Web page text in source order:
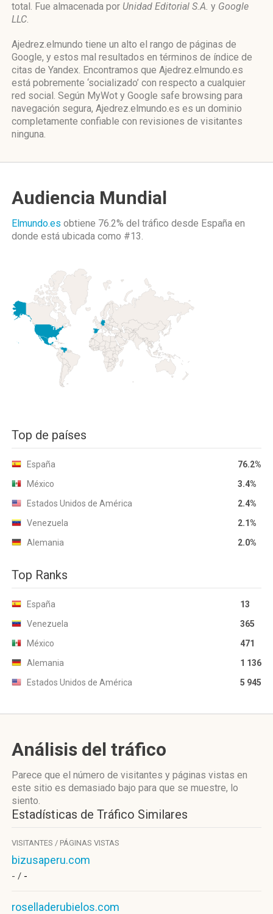
total. Fue almacenada por Unidad Editorial S.A. y Google
LLC.
Ajedrez.elmundo tiene un alto el rango de páginas de
Google, y estos mal resultados en términos de índice de
citas de Yandex. Encontramos que Ajedrez.elmundo.es
está pobremente ‘socializado’ con respecto a cualquier
red social. Según MyWot y Google safe browsing para
navegación segura, Ajedrez.elmundo.es es un dominio
completamente confiable con revisiones de visitantes
ninguna.
Audiencia Mundial
Elmundo.es obtiene 76.2% del tráfico desde España en
donde está ubicada como #13.
Top de países
España
76.2%
México
3.4%
Estados Unidos de América
2.4%
Venezuela
2.1%
Alemania
2.0%
Top Ranks
España
13
Venezuela
365
México
471
Alemania
1 136
Estados Unidos de América
5 945
Análisis del tráfico
Parece que el número de visitantes y páginas vistas en
este sitio es demasiado bajo para que se muestre, lo
siento.
Estadísticas de Tráfico Similares
VISITANTES / PÁGINAS VISTAS
bizusaperu.com
- / -
roselladerubielos.com